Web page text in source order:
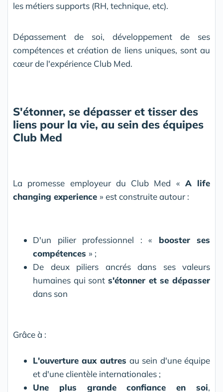
les métiers supports (RH, technique, etc).
Dépassement de soi, développement de ses
compétences et création de liens uniques, sont au
cœur de l'expérience Club Med.
S'étonner, se dépasser et tisser des
liens pour la vie, au sein des équipes
Club Med
La promesse employeur du Club Med « A life
changing experience » est construite autour :
D'un pilier professionnel : « booster ses
compétences » ;
De deux piliers ancrés dans ses valeurs
humaines qui sont s'étonner et se dépasser
dans son
Grâce à :
L'ouverture aux autres au sein d'une équipe
et d'une clientèle internationales ;
Une plus grande confiance en soi,